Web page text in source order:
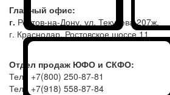
Главный офис:
г. Ростов-на-Дону, ул. Текучева 207ж,
г. Краснодар, Ростовское шоссе 11
Отдел продаж ЮФО и СКФО:
Тел.: +7(800) 250-87-81
Тел.: +7(918) 558-87-84